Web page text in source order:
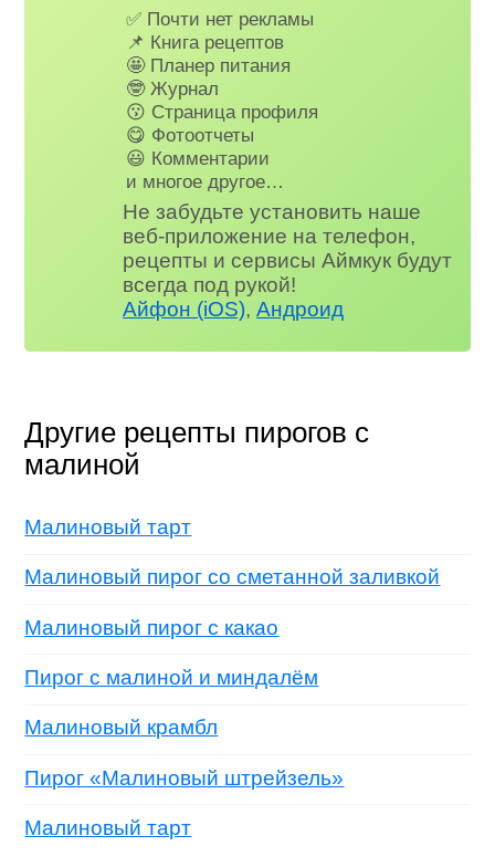
✅ Почти нет рекламы
📌 Книга рецептов
🤩 Планер питания
🤓 Журнал
😗 Страница профиля
😋 Фотоотчеты
😃 Комментарии
и многое другое…
Не забудьте установить наше
веб-приложение на телефон,
рецепты и сервисы Аймкук будут
всегда под рукой!
Айфон (iOS),Андроид
Другие рецепты пирогов с
малиной
Малиновый тарт
Малиновый пирог со сметанной заливкой
Малиновый пирог с какао
Пирог с малиной и миндалём
Малиновый крамбл
Пирог «Малиновый штрейзель»
Малиновый тарт